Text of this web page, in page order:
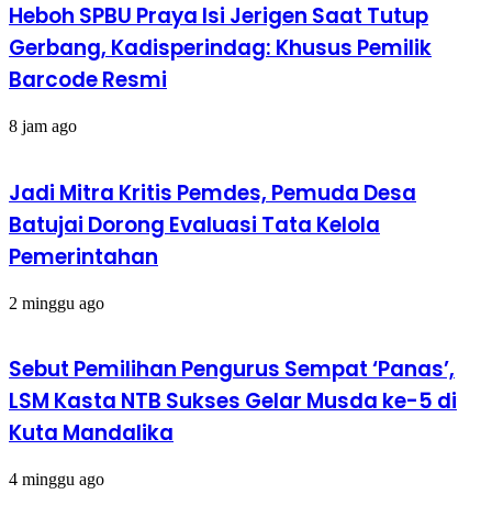
Heboh SPBU Praya Isi Jerigen Saat Tutup
Gerbang, Kadisperindag: Khusus Pemilik
Barcode Resmi
8 jam ago
Jadi Mitra Kritis Pemdes, Pemuda Desa
Batujai Dorong Evaluasi Tata Kelola
Pemerintahan
2 minggu ago
Sebut Pemilihan Pengurus Sempat ‘Panas’,
LSM Kasta NTB Sukses Gelar Musda ke-5 di
Kuta Mandalika
4 minggu ago